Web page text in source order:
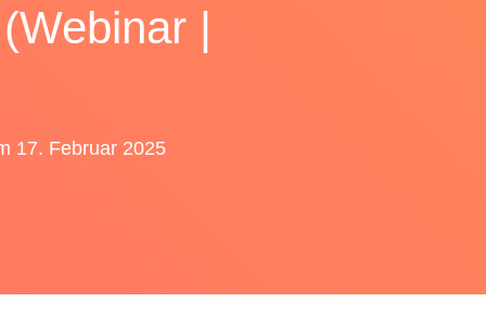
|
17. Februar 2025